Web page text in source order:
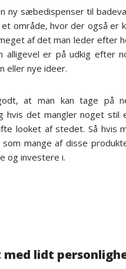
ny sæbedispenser til
område, hvor der også er
af det man leder efter
alligevel er på udkig efter
eller nye ideer.
at man kan tage på
hvis det mangler noget stil
looket af stedet. Så
mange af disse
og investere i.
lidt